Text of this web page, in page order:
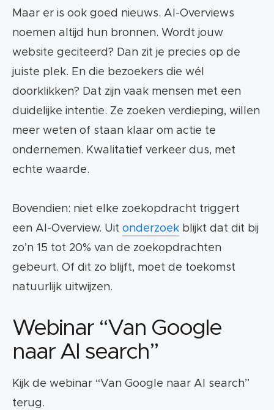
Maar er is ook goed nieuws. AI-Overviews
noemen altijd hun bronnen. Wordt jouw
website geciteerd? Dan zit je precies op de
juiste plek. En die bezoekers die wél
doorklikken? Dat zijn vaak mensen met een
duidelijke intentie. Ze zoeken verdieping, willen
meer weten of staan klaar om actie te
ondernemen. Kwalitatief verkeer dus, met
echte waarde.
Bovendien: niet elke zoekopdracht triggert
een AI-Overview. Uit onderzoek blijkt dat dit bij
zo’n 15 tot 20% van de zoekopdrachten
gebeurt. Of dit zo blijft, moet de toekomst
natuurlijk uitwijzen.
Webinar “Van Google
naar AI search”
Kijk de webinar “Van Google naar AI search”
terug.